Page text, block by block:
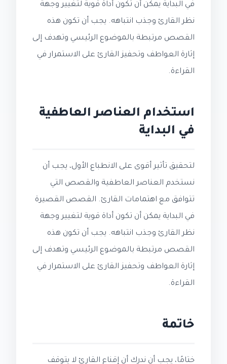
في البداية يمكن أن تكون أداة قوية لتغيير وجهة
نظر القارئ وجذب انتباهه. يجب أن تكون هذه
القصص مرتبطة بالموضوع الرئيسي وتهدف إلى
إثارة العواطف وتحفيز القارئ على الاستمرار في
القراءة.
استخدام العناصر العاطفية
في البداية
لتحقيق تأثير أقوى على الانطباع الأول، يجب أن
نستخدم العناصر العاطفية والقصص التي
تتوافق مع اهتمامات القارئ. القصص القصيرة
في البداية يمكن أن تكون أداة قوية لتغيير وجهة
نظر القارئ وجذب انتباهه. يجب أن تكون هذه
القصص مرتبطة بالموضوع الرئيسي وتهدف إلى
إثارة العواطف وتحفيز القارئ على الاستمرار في
القراءة.
خاتمة
ختامًا، يجب أن ندرك أن إقناع القارئ لا يتوقف